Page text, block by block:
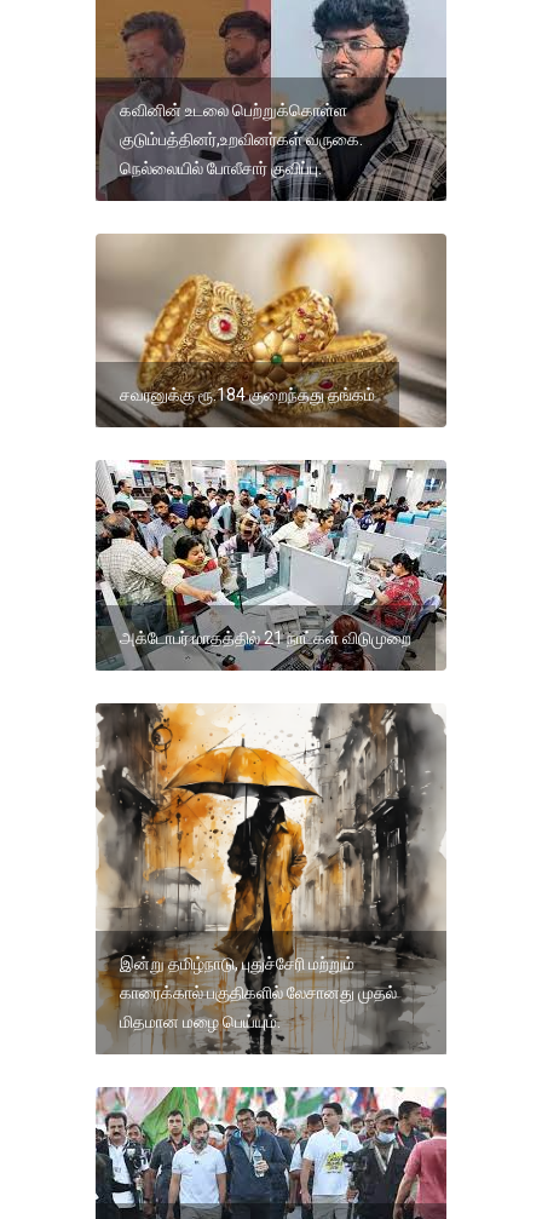
கவினின் உடலை பெற்றுக்கொள்ள
குடும்பத்தினர்,உறவினர்கள் வருகை.
நெல்லையில் போலீசார் குவிப்பு.
சவரனுக்கு ரூ.184 குறைந்தது தங்கம்
அக்டோபர் மாதத்தில் 21 நாட்கள் விடுமுறை
இன்று தமிழ்நாடு, புதுச்சேரி மற்றும்
காரைக்கால் பகுதிகளில் லேசானது முதல்
மிதமான மழை பெய்யும்.